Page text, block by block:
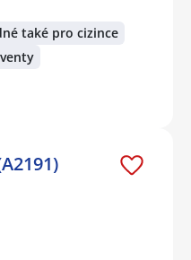
také pro cizince